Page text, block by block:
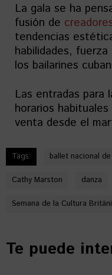
La gala se ha
fusión de
tendencias
habilidades,
los bailarines
Las entradas para
horarios
venta desde el
Tags: ballet nacional
Cathy Marston danza
Semana de la Cultura
Te puede